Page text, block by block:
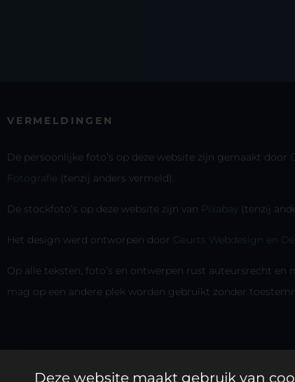
VERMELDINGEN
De persoonlijke foto’s op deze website zijn gemaakt door
Fotografie (tenzij anders vermeld).
De stockfoto’s op deze website zijn van Pixabay (tenzij
Het design werd ontworpen door Geurts Webdesign en
Op alle teksten, foto’s en ontwerpen rust auteursrecht en
mag op een andere plek worden gebruikt zonder
Deze website maakt gebruik van